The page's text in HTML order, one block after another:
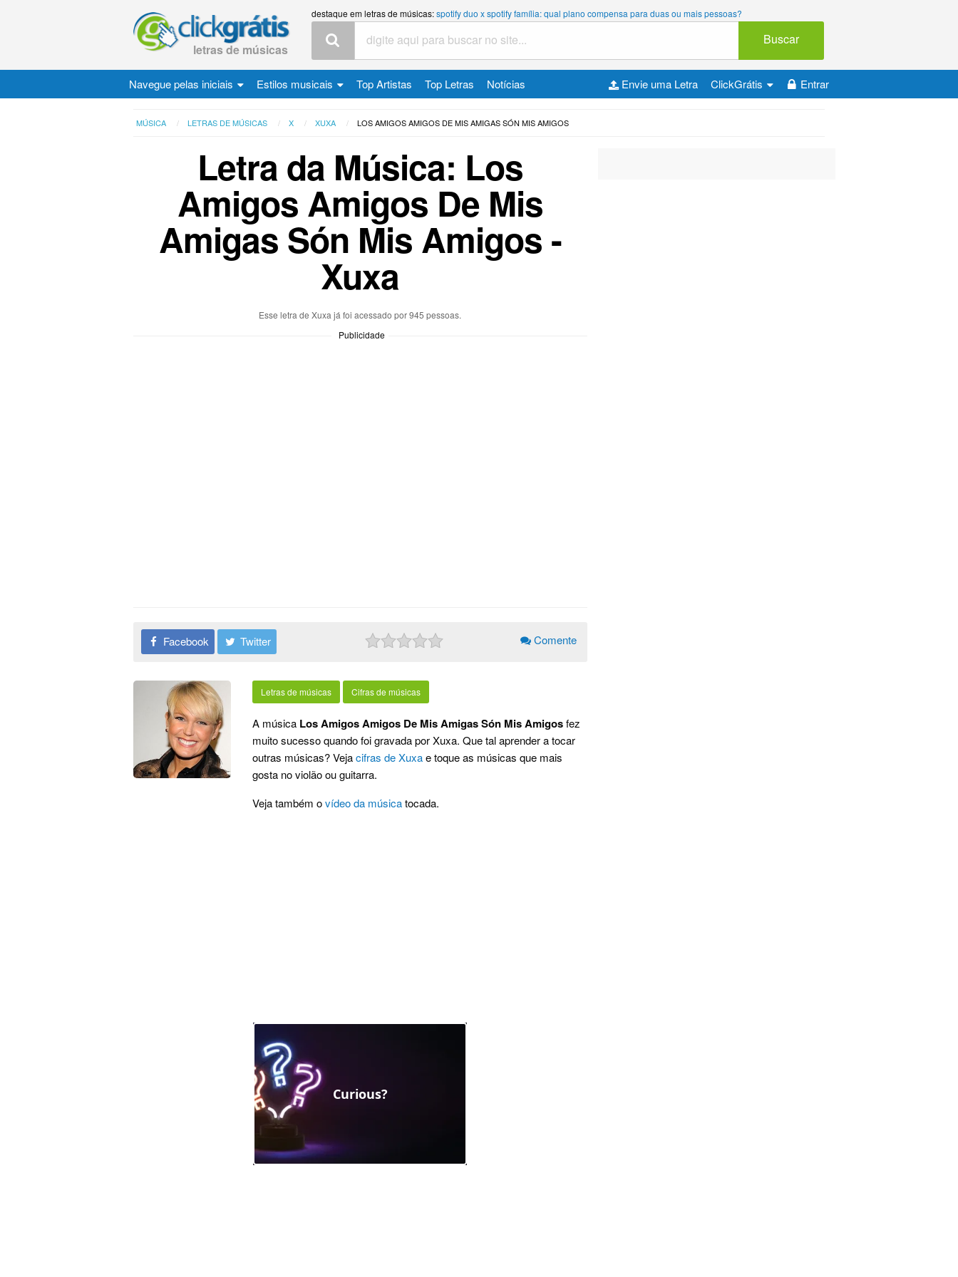
letras de músicas
destaque em letras de músicas:spotify duo x spotify família: qual plano compensa para duas ou mais pessoas?
Buscar
Navegue pelas iniciais Estilos musicais Top Artistas Top Letras Notícias Entrar
ClickGrátis
Envie uma Letra
MÚSICA LETRAS DE MÚSICAS X XUXA LOS AMIGOS AMIGOS DE MIS AMIGAS SÓN MIS AMIGOS
Letra da Música: Los
Amigos Amigos De Mis
Amigas Són Mis Amigos -
Xuxa
Esse letra de Xuxa já foi acessado por 945 pessoas.
Publicidade
Facebook Twitter Comente
Letras de músicas Cifras de músicas
A música Los Amigos Amigos De Mis Amigas Són Mis Amigosfez
muito sucesso quando foi gravada por Xuxa. Que tal aprender a tocar
outras músicas? Vejacifras de Xuxae toque as músicas que mais
gosta no violão ou guitarra.
Veja também ovídeo da músicatocada.